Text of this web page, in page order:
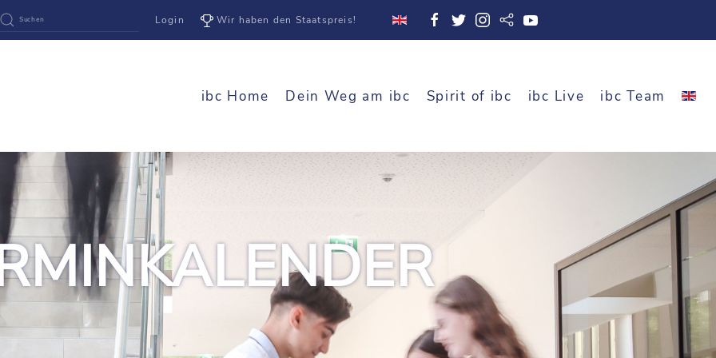
Login Wir haben den Staatspreis!
ibc Home Dein Weg am ibc Spirit of ibc ibc Live ibc Team